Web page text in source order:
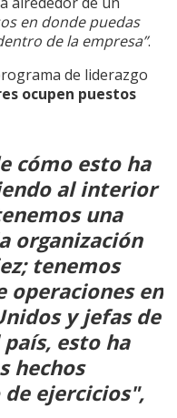
en donde puedas
de la empresa”.
de liderazgo
ocupen puestos
cómo esto ha
al interior
una
organización
tenemos
operaciones en
y jefas de
esto ha
hechos
ejercicios",